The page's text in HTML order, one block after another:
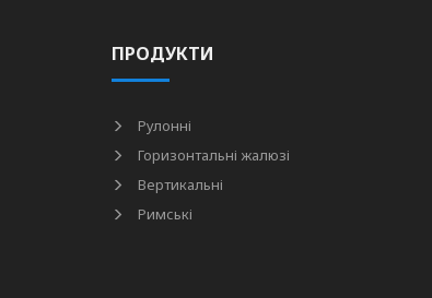
ПРОДУКТИ
Рулонні
Горизонтальні жалюзі
Вертикальні
Римські